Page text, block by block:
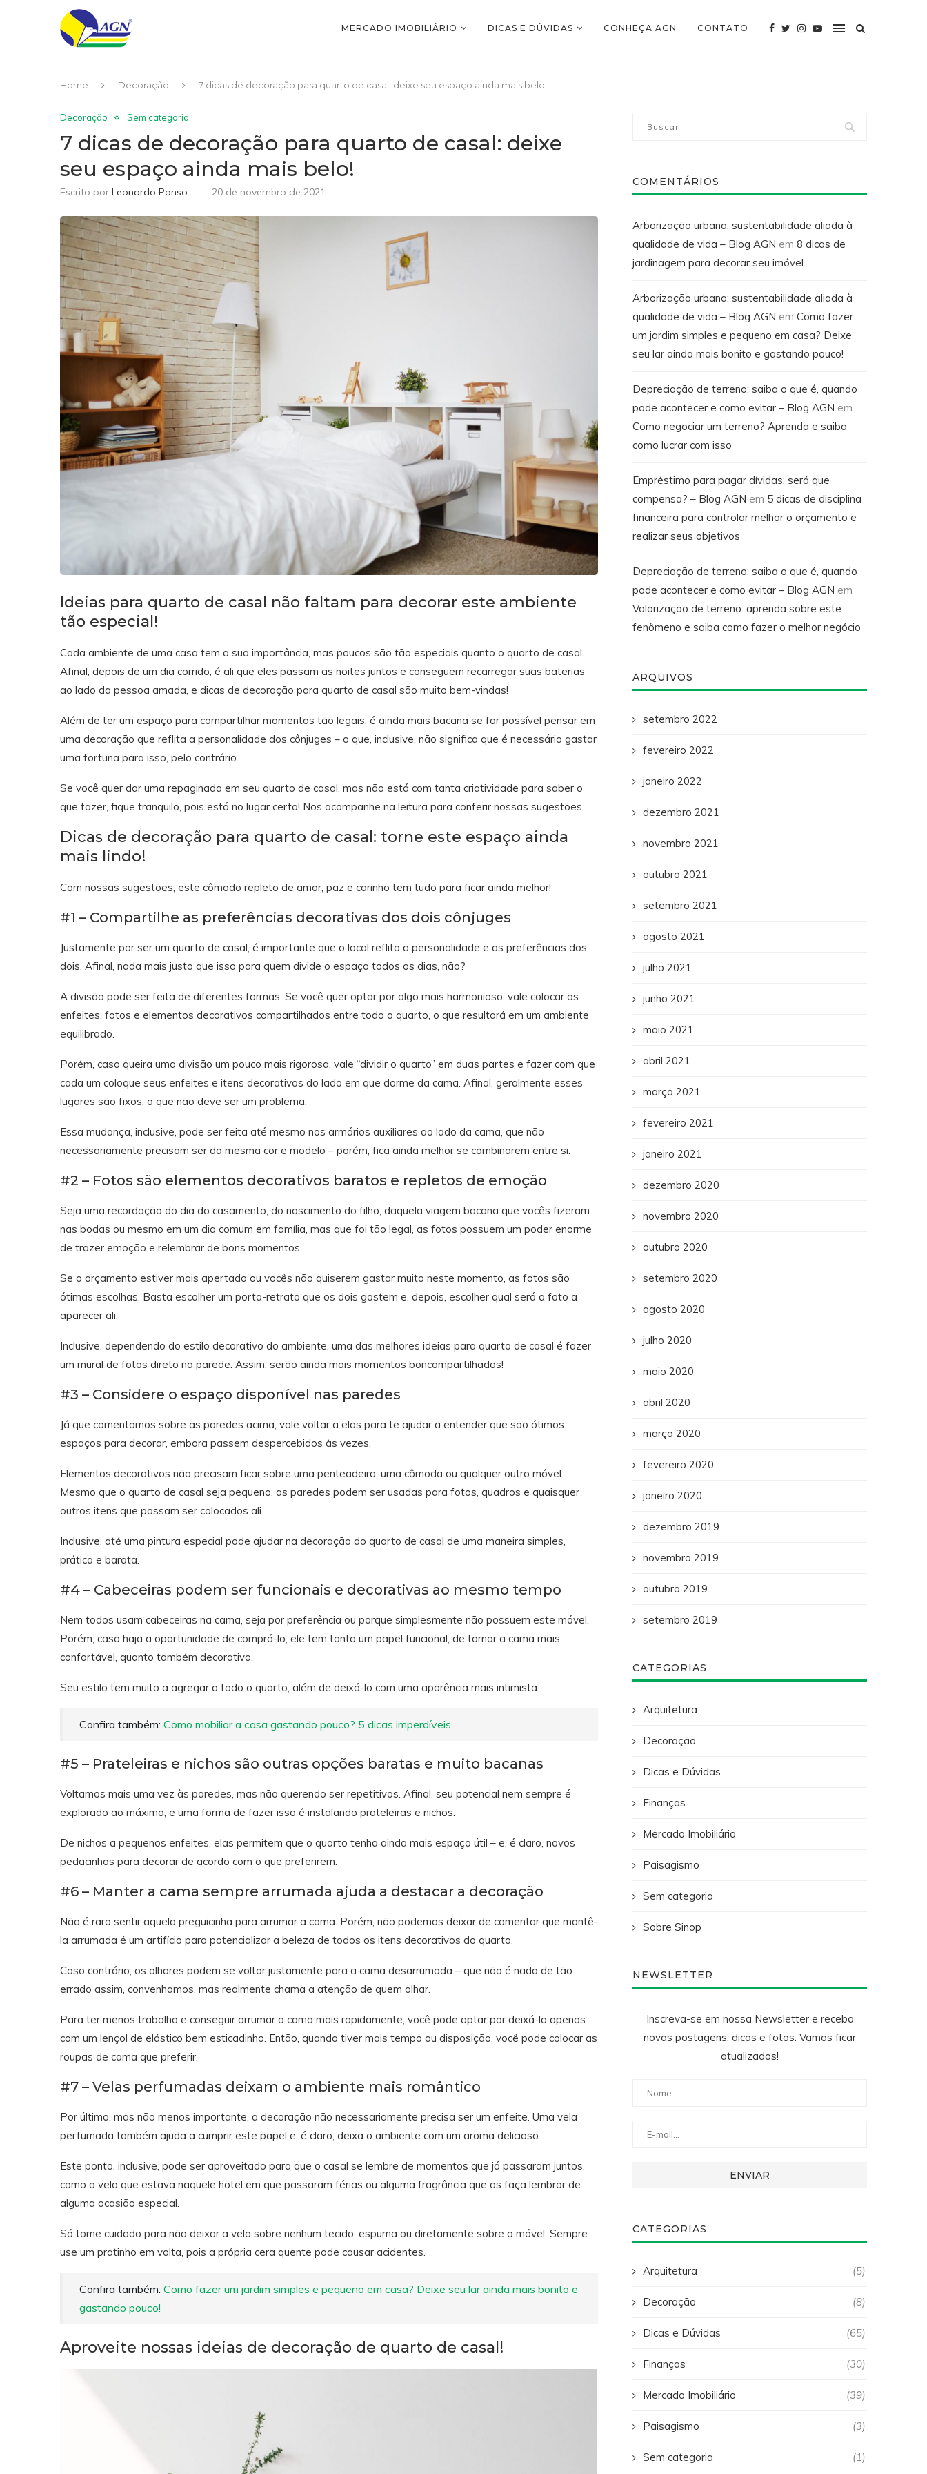
MERCADO IMOBILIÁRIO DICAS E DÚVIDAS CONHEÇA AGN CONTATO
Home Decoração 7 dicas de decoração para quarto de casal: deixe seu espaço ainda mais belo!
Decoração Sem categoria
7 dicas de decoração para quarto de casal: deixe
seu espaço ainda mais belo!
Escrito por Leonardo Ponso 20 de novembro de 2021
Ideias para quarto de casal não faltam para decorar este ambiente
tão especial!
Cada ambiente de uma casa tem a sua importância, mas poucos são tão especiais quanto o quarto de casal.
Afinal, depois de um dia corrido, é ali que eles passam as noites juntos e conseguem recarregar suas baterias
ao lado da pessoa amada, e dicas de decoração para quarto de casal são muito bem-vindas!
Além de ter um espaço para compartilhar momentos tão legais, é ainda mais bacana se for possível pensar em
uma decoração que reflita a personalidade dos cônjuges – o que, inclusive, não significa que é necessário gastar
uma fortuna para isso, pelo contrário.
Se você quer dar uma repaginada em seu quarto de casal, mas não está com tanta criatividade para saber o
que fazer, fique tranquilo, pois está no lugar certo! Nos acompanhe na leitura para conferir nossas sugestões.
Dicas de decoração para quarto de casal: torne este espaço ainda
mais lindo!
Com nossas sugestões, este cômodo repleto de amor, paz e carinho tem tudo para ficar ainda melhor!
#1 – Compartilhe as preferências decorativas dos dois cônjuges
Justamente por ser um quarto de casal, é importante que o local reflita a personalidade e as preferências dos
dois. Afinal, nada mais justo que isso para quem divide o espaço todos os dias, não?
A divisão pode ser feita de diferentes formas. Se você quer optar por algo mais harmonioso, vale colocar os
enfeites, fotos e elementos decorativos compartilhados entre todo o quarto, o que resultará em um ambiente
equilibrado.
Porém, caso queira uma divisão um pouco mais rigorosa, vale “dividir o quarto” em duas partes e fazer com que
cada um coloque seus enfeites e itens decorativos do lado em que dorme da cama. Afinal, geralmente esses
lugares são fixos, o que não deve ser um problema.
Essa mudança, inclusive, pode ser feita até mesmo nos armários auxiliares ao lado da cama, que não
necessariamente precisam ser da mesma cor e modelo – porém, fica ainda melhor se combinarem entre si.
#2 – Fotos são elementos decorativos baratos e repletos de emoção
Seja uma recordação do dia do casamento, do nascimento do filho, daquela viagem bacana que vocês fizeram
nas bodas ou mesmo em um dia comum em família, mas que foi tão legal, as fotos possuem um poder enorme
de trazer emoção e relembrar de bons momentos.
Se o orçamento estiver mais apertado ou vocês não quiserem gastar muito neste momento, as fotos são
ótimas escolhas. Basta escolher um porta-retrato que os dois gostem e, depois, escolher qual será a foto a
aparecer ali.
Inclusive, dependendo do estilo decorativo do ambiente, uma das melhores ideias para quarto de casal é fazer
um mural de fotos direto na parede. Assim, serão ainda mais momentos boncompartilhados!
#3 – Considere o espaço disponível nas paredes
Já que comentamos sobre as paredes acima, vale voltar a elas para te ajudar a entender que são ótimos
espaços para decorar, embora passem despercebidos às vezes.
Elementos decorativos não precisam ficar sobre uma penteadeira, uma cômoda ou qualquer outro móvel.
Mesmo que o quarto de casal seja pequeno, as paredes podem ser usadas para fotos, quadros e quaisquer
outros itens que possam ser colocados ali.
Inclusive, até uma pintura especial pode ajudar na decoração do quarto de casal de uma maneira simples,
prática e barata.
#4 – Cabeceiras podem ser funcionais e decorativas ao mesmo tempo
Nem todos usam cabeceiras na cama, seja por preferência ou porque simplesmente não possuem este móvel.
Porém, caso haja a oportunidade de comprá-lo, ele tem tanto um papel funcional, de tornar a cama mais
confortável, quanto também decorativo.
Seu estilo tem muito a agregar a todo o quarto, além de deixá-lo com uma aparência mais intimista.
Confira também: Como mobiliar a casa gastando pouco? 5 dicas imperdíveis
#5 – Prateleiras e nichos são outras opções baratas e muito bacanas
Voltamos mais uma vez às paredes, mas não querendo ser repetitivos. Afinal, seu potencial nem sempre é
explorado ao máximo, e uma forma de fazer isso é instalando prateleiras e nichos.
De nichos a pequenos enfeites, elas permitem que o quarto tenha ainda mais espaço útil – e, é claro, novos
pedacinhos para decorar de acordo com o que preferirem.
#6 – Manter a cama sempre arrumada ajuda a destacar a decoração
Não é raro sentir aquela preguicinha para arrumar a cama. Porém, não podemos deixar de comentar que mantê-
la arrumada é um artifício para potencializar a beleza de todos os itens decorativos do quarto.
Caso contrário, os olhares podem se voltar justamente para a cama desarrumada – que não é nada de tão
errado assim, convenhamos, mas realmente chama a atenção de quem olhar.
Para ter menos trabalho e conseguir arrumar a cama mais rapidamente, você pode optar por deixá-la apenas
com um lençol de elástico bem esticadinho. Então, quando tiver mais tempo ou disposição, você pode colocar as
roupas de cama que preferir.
#7 – Velas perfumadas deixam o ambiente mais romântico
Por último, mas não menos importante, a decoração não necessariamente precisa ser um enfeite. Uma vela
perfumada também ajuda a cumprir este papel e, é claro, deixa o ambiente com um aroma delicioso.
Este ponto, inclusive, pode ser aproveitado para que o casal se lembre de momentos que já passaram juntos,
como a vela que estava naquele hotel em que passaram férias ou alguma fragrância que os faça lembrar de
alguma ocasião especial.
Só tome cuidado para não deixar a vela sobre nenhum tecido, espuma ou diretamente sobre o móvel. Sempre
use um pratinho em volta, pois a própria cera quente pode causar acidentes.
Confira também: Como fazer um jardim simples e pequeno em casa? Deixe seu lar ainda mais bonito e
gastando pouco!
Aproveite nossas ideias de decoração de quarto de casal!
COMENTÁRIOS
Arborização urbana: sustentabilidade aliada à
qualidade de vida – Blog AGN em 8 dicas de
jardinagem para decorar seu imóvel
Arborização urbana: sustentabilidade aliada à
qualidade de vida – Blog AGN em Como fazer
um jardim simples e pequeno em casa? Deixe
seu lar ainda mais bonito e gastando pouco!
Depreciação de terreno: saiba o que é, quando
pode acontecer e como evitar – Blog AGN em
Como negociar um terreno? Aprenda e saiba
como lucrar com isso
Empréstimo para pagar dívidas: será que
compensa? – Blog AGN em 5 dicas de disciplina
financeira para controlar melhor o orçamento e
realizar seus objetivos
Depreciação de terreno: saiba o que é, quando
pode acontecer e como evitar – Blog AGN em
Valorização de terreno: aprenda sobre este
fenômeno e saiba como fazer o melhor negócio
ARQUIVOS
setembro 2022
fevereiro 2022
janeiro 2022
dezembro 2021
novembro 2021
outubro 2021
setembro 2021
agosto 2021
julho 2021
junho 2021
maio 2021
abril 2021
março 2021
fevereiro 2021
janeiro 2021
dezembro 2020
novembro 2020
outubro 2020
setembro 2020
agosto 2020
julho 2020
maio 2020
abril 2020
março 2020
fevereiro 2020
janeiro 2020
dezembro 2019
novembro 2019
outubro 2019
setembro 2019
CATEGORIAS
Arquitetura
Decoração
Dicas e Dúvidas
Finanças
Mercado Imobiliário
Paisagismo
Sem categoria
Sobre Sinop
NEWSLETTER
Inscreva-se em nossa Newsletter e receba
novas postagens, dicas e fotos. Vamos ficar
atualizados!
CATEGORIAS
Arquitetura (5)
Decoração (8)
Dicas e Dúvidas (65)
Finanças (30)
Mercado Imobiliário (39)
Paisagismo (3)
Sem categoria (1)